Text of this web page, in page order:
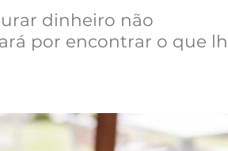
dinheiro não
por encontrar o que